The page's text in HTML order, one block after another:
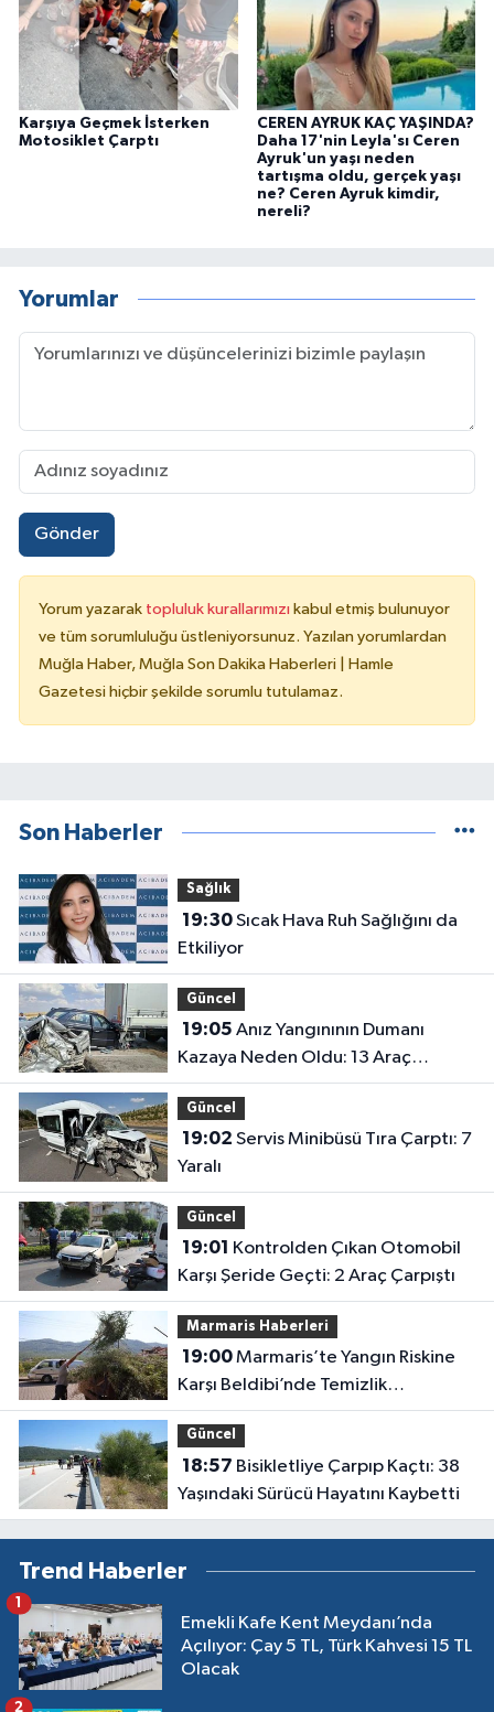
Karşıya Geçmek İsterken
Motosiklet Çarptı
CEREN AYRUK KAÇ YAŞINDA?
Daha 17'nin Leyla'sı Ceren
Ayruk'un yaşı neden
tartışma oldu, gerçek yaşı
ne? Ceren Ayruk kimdir,
nereli?
Yorumlar
Gönder
Yorum yazarak topluluk kurallarımızı kabul etmiş bulunuyor
ve tüm sorumluluğu üstleniyorsunuz. Yazılan yorumlardan
Muğla Haber, Muğla Son Dakika Haberleri | Hamle
Gazetesi hiçbir şekilde sorumlu tutulamaz.
Son Haberler
Sağlık
19:30Sıcak Hava Ruh Sağlığını da
Etkiliyor
Güncel
19:05
Kazaya Neden Oldu: 13 Araç
Birbirine Girdi
Güncel
19:02
Yaralı
Güncel
19:01
Karşı Şeride Geçti: 2 Araç Çarpıştı
Marmaris Haberleri
19:00Marmaris’te Yangın Riskine
Karşı Beldibi’nde Temizlik
Seferberliği
Güncel
18:57
Yaşındaki Sürücü Hayatını Kaybetti
Trend Haberler
Emekli Kafe Kent Meydanı’nda
Açılıyor: Çay 5 TL, Türk Kahvesi 15 TL
Olacak
1
2